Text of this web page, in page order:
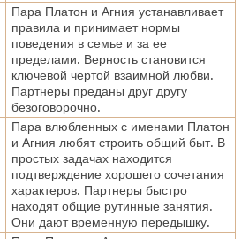
Пара Платон и Агния устанавливает
правила и принимает нормы
поведения в семье и за ее
пределами. Верность становится
ключевой чертой взаимной любви.
Партнеры преданы друг другу
безоговорочно.
Пара влюбленных с именами Платон
и Агния любят строить общий быт. В
простых задачах находится
подтверждение хорошего сочетания
характеров. Партнеры быстро
находят общие рутинные занятия.
Они дают временную передышку.